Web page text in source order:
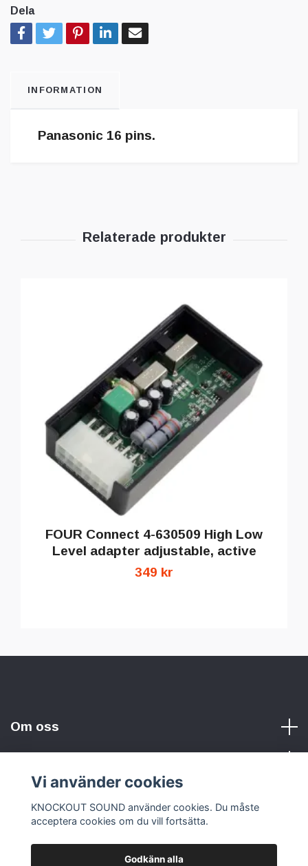
Dela
INFORMATION
Panasonic 16 pins.
FOUR Connect 4-630509 High Low
Level adapter adjustable, active
349 kr
Om oss
Sociala medier
Vi använder cookies
KNOCKOUT SOUND använder cookies. Du måste
acceptera cookies om du vill fortsätta.
Godkänn alla